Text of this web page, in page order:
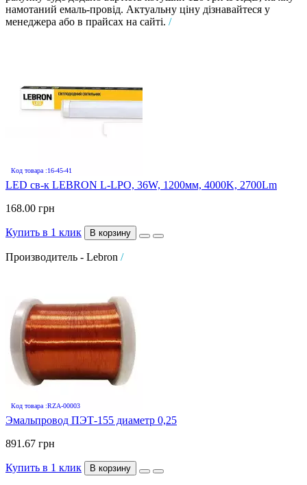
намотаний емаль-провід. Актуальну ціну дізнавайтеся у
менеджера або в прайсах на сайті. /
Код товара :16-45-41
LED св-к LEBRON L-LPO, 36W, 1200мм, 4000K, 2700Lm
168.00 грн
Купить в 1 клик В корзину
Производитель - Lebron /
Код товара :RZA-00003
Эмальпровод ПЭТ-155 диаметр 0,25
891.67 грн
Купить в 1 клик В корзину